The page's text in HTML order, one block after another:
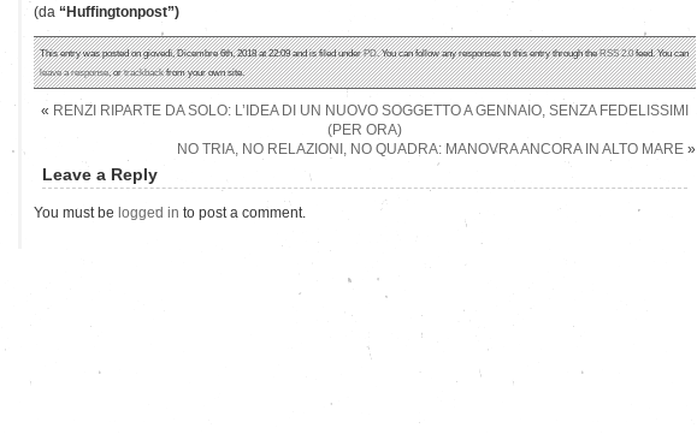
(da “Huffingtonpost”)
This entry was posted on giovedì, Dicembre 6th, 2018 at 22:09 and is filed underPD. You can follow any responses to this entry through theRSS 2.0feed. You can
leave a response, ortrackbackfrom your own site.
« RENZI RIPARTE DA SOLO: L’IDEA DI UN NUOVO SOGGETTO A GENNAIO, SENZA FEDELISSIMI
(PER ORA)
NO TRIA, NO RELAZIONI, NO QUADRA: MANOVRA ANCORA IN ALTO MARE »
Leave a Reply
You must be logged in to post a comment.